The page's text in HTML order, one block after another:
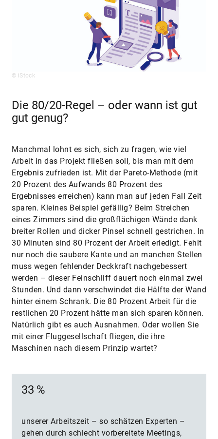
© iStock
Die 80/20-Regel – oder wann ist gut
gut genug?
Manchmal lohnt es sich, sich zu fragen, wie viel
Arbeit in das Projekt fließen soll, bis man mit dem
Ergebnis zufrieden ist. Mit der Pareto-Methode (mit
20 Prozent des Aufwands 80 Prozent des
Ergebnisses erreichen) kann man auf jeden Fall Zeit
sparen. Kleines Beispiel gefällig? Beim Streichen
eines Zimmers sind die großflächigen Wände dank
breiter Rollen und dicker Pinsel schnell gestrichen. In
30 Minuten sind 80 Prozent der Arbeit erledigt. Fehlt
nur noch die saubere Kante und an manchen Stellen
muss wegen fehlender Deckkraft nachgebessert
werden – dieser Feinschliff dauert noch einmal zwei
Stunden. Und dann verschwindet die Hälfte der Wand
hinter einem Schrank. Die 80 Prozent Arbeit für die
restlichen 20 Prozent hätte man sich sparen können.
Natürlich gibt es auch Ausnahmen. Oder wollen Sie
mit einer Fluggesellschaft fliegen, die ihre
Maschinen nach diesem Prinzip wartet?
33 %
unserer Arbeitszeit – so schätzen Experten –
gehen durch schlecht vorbereitete Meetings,